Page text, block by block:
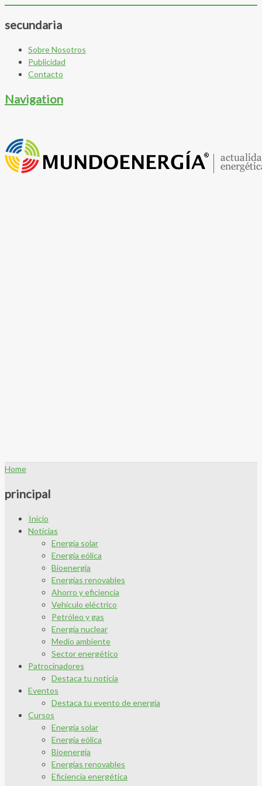
secundaria
Sobre Nosotros
Publicidad
Contacto
Navigation
Home
principal
Inicio
Noticias
Energía solar
Energía eólica
Bioenergía
Energías renovables
Ahorro y eficiencia
Vehículo eléctrico
Petróleo y gas
Energía nuclear
Medio ambiente
Sector energético
Patrocinadores
Destaca tu noticia
Eventos
Destaca tu evento de energía
Cursos
Energía solar
Energía eólica
Bioenergía
Energías renovables
Eficiencia energética